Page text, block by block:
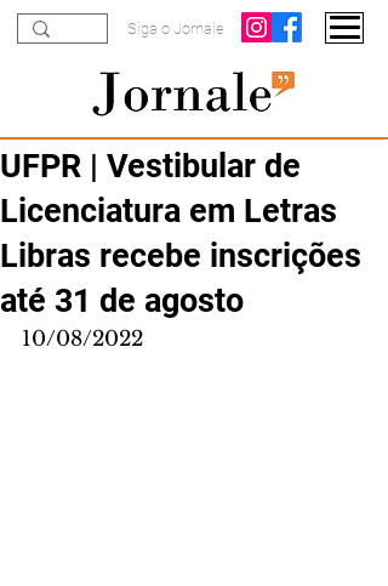
Siga o Jornale
UFPR | Vestibular de
Licenciatura em Letras
Libras recebe inscrições
até 31 de agosto
10/08/2022